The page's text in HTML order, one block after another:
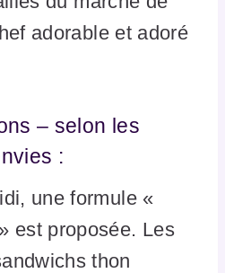
adorable et adoré
– selon les
:
une formule «
est proposée. Les
thon